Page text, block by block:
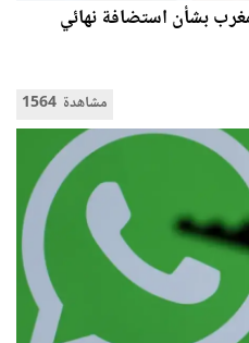
بشأن استضافة نهائي
1564 مشاهدة